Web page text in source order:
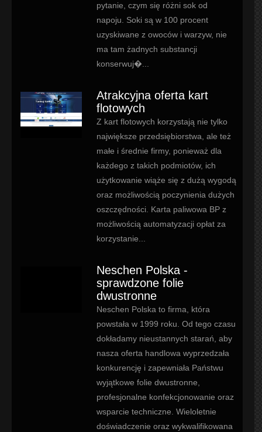
pytanie, czym się różni sok od
napoju. Soki są w 100 procent
uzyskiwane z owoców i warzyw, nie
ma tam żadnych substancji
konserwuj�...
Atrakcyjna oferta kart
flotowych
Z kart flotowych korzystają nie tylko
największe przedsiębiorstwa, ale też
małe i średnie firmy, ponieważ dla
każdego z takich podmiotów, ich
użytkowanie wiąże się z dużą wygodą
oraz możliwością poczynienia dużych
oszczędności. Karta paliwowa BP z
możliwością automatyzacji opłat za
korzystanie...
Neschen Polska -
sprawdzone folie
dwustronne
Neschen Polska to firma, która
powstała w 1999 roku. Od tego czasu
dokładamy nieustannych starań, aby
nasza oferta handlowa wyprzedzała
konkurencję i zapewniała Państwu
wyjątkowe folie dwustronne,
profesjonalne konfekcjonowanie oraz
wsparcie techniczne. Wieloletnie
doświadczenie oraz wykwalifikowana